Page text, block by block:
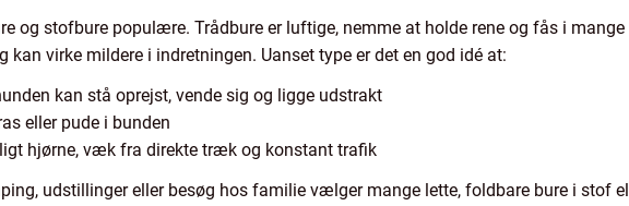
og stofbure populære. Trådbure er luftige, nemme at holde rene og fås i mange
kan virke mildere i indretningen. Uanset type er det en god idé at:
kan stå oprejst, vende sig og ligge udstrakt
eller pude i bunden
hjørne, væk fra direkte træk og konstant trafik
udstillinger eller besøg hos familie vælger mange lette, foldbare bure i stof